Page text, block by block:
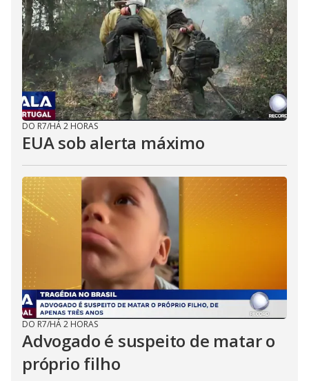
DO R7/HÁ 2 HORAS
EUA sob alerta máximo
DO R7/HÁ 2 HORAS
Advogado é suspeito de matar o
próprio filho